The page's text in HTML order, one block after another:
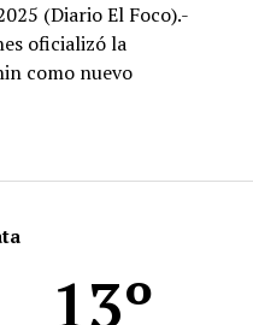
13º
(Diario El Foco).-
oficializó la
como nuevo